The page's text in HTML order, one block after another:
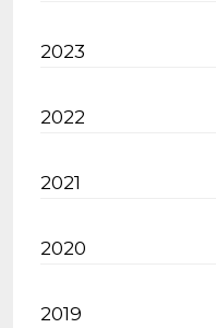
2023
2022
2021
2020
2019